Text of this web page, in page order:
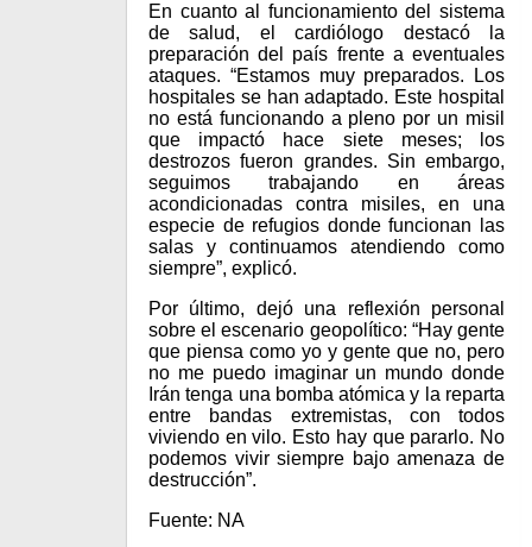
En cuanto al funcionamiento del sistema
de salud, el cardiólogo destacó la
preparación del país frente a eventuales
ataques. “Estamos muy preparados. Los
hospitales se han adaptado. Este hospital
no está funcionando a pleno por un misil
que impactó hace siete meses; los
destrozos fueron grandes. Sin embargo,
seguimos trabajando en áreas
acondicionadas contra misiles, en una
especie de refugios donde funcionan las
salas y continuamos atendiendo como
siempre”, explicó.
Por último, dejó una reflexión personal
sobre el escenario geopolítico: “Hay gente
que piensa como yo y gente que no, pero
no me puedo imaginar un mundo donde
Irán tenga una bomba atómica y la reparta
entre bandas extremistas, con todos
viviendo en vilo. Esto hay que pararlo. No
podemos vivir siempre bajo amenaza de
destrucción”.
Fuente: NA